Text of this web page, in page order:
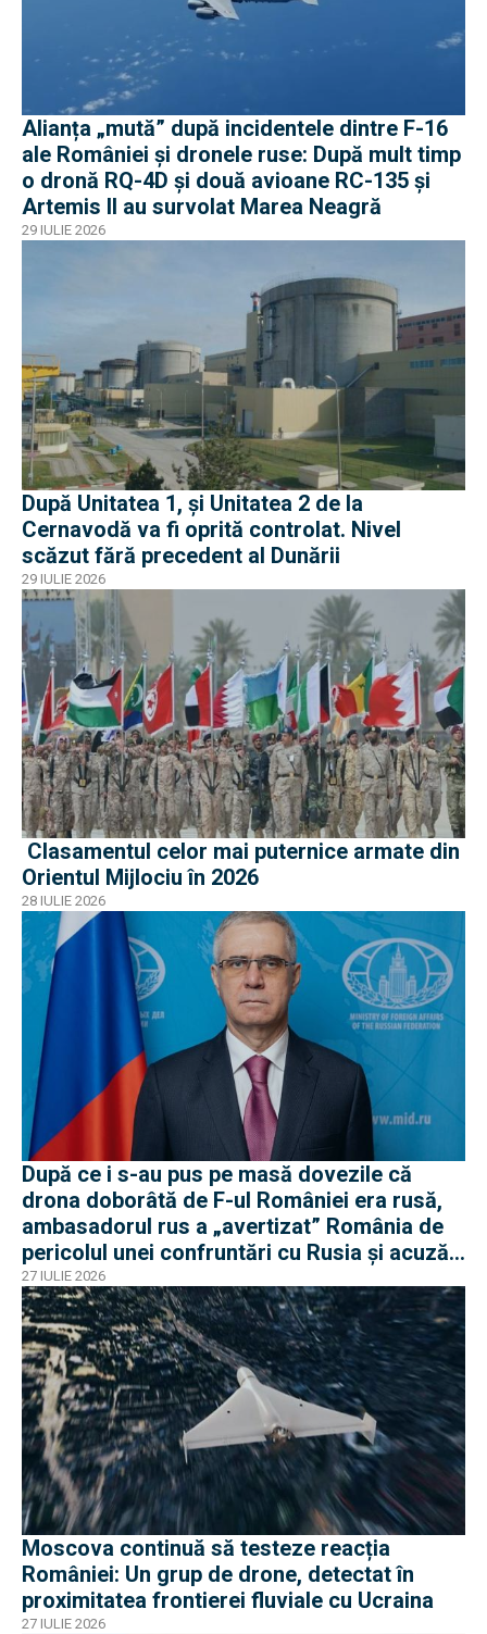
Alianța „mută” după incidentele dintre F-16
ale României și dronele ruse: După mult timp
o dronă RQ-4D și două avioane RC-135 și
Artemis II au survolat Marea Neagră
29 IULIE 2026
După Unitatea 1, și Unitatea 2 de la
Cernavodă va fi oprită controlat. Nivel
scăzut fără precedent al Dunării
29 IULIE 2026
Clasamentul celor mai puternice armate din
Orientul Mijlociu în 2026
28 IULIE 2026
După ce i s-au pus pe masă dovezile că
drona doborâtă de F-ul României era rusă,
ambasadorul rus a „avertizat” România de
pericolul unei confruntări cu Rusia și acuză
o „înscenare propagandistă”
27 IULIE 2026
Moscova continuă să testeze reacția
României: Un grup de drone, detectat în
proximitatea frontierei fluviale cu Ucraina
27 IULIE 2026